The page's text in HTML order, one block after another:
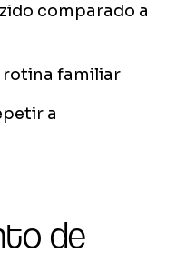
comparado a
familiar
a
de